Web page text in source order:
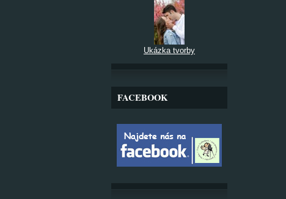
Ukázka tvorby
FACEBOOK